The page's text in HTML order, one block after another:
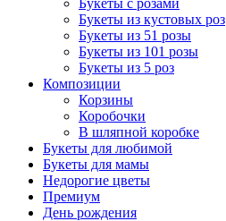
Букеты с розами
Букеты из кустовых роз
Букеты из 51 розы
Букеты из 101 розы
Букеты из 5 роз
Композиции
Корзины
Коробочки
В шляпной коробке
Букеты для любимой
Букеты для мамы
Недорогие цветы
Премиум
День рождения